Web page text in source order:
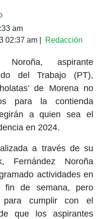
am
02:37 am| Redacción
Noroña, aspirante
del Trabajo (PT),
de Morena no
para la contienda
a quien sea el
en 2024.
a través de su
Fernández Noroña
actividades en
fin de semana, pero
para cumplir con el
que los aspirantes